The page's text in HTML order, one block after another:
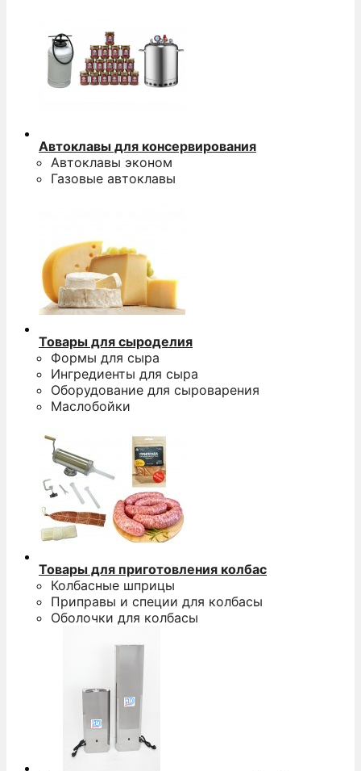
Автоклавы для консервирования
Автоклавы эконом
Газовые автоклавы
Товары для сыроделия
Формы для сыра
Ингредиенты для сыра
Оборудование для сыроварения
Маслобойки
Товары для приготовления колбас
Колбасные шприцы
Приправы и специи для колбасы
Оболочки для колбасы